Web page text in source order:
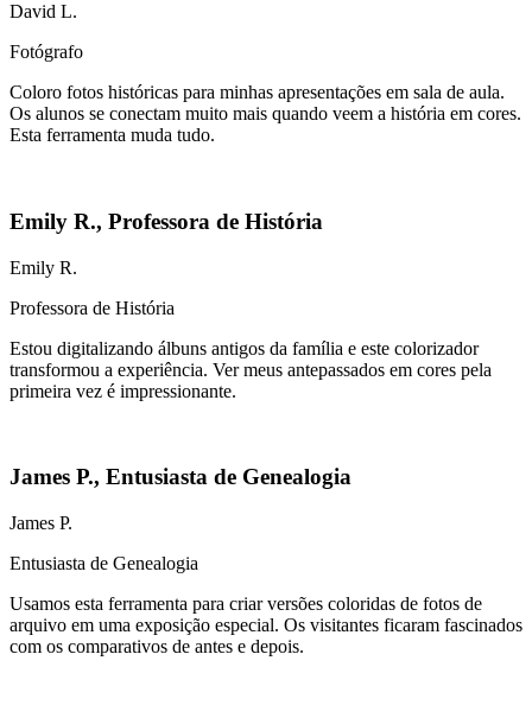
David L.
Fotógrafo
Coloro fotos históricas para minhas apresentações em sala de aula.
Os alunos se conectam muito mais quando veem a história em cores.
Esta ferramenta muda tudo.
Emily R., Professora de História
Emily R.
Professora de História
Estou digitalizando álbuns antigos da família e este colorizador
transformou a experiência. Ver meus antepassados em cores pela
primeira vez é impressionante.
James P., Entusiasta de Genealogia
James P.
Entusiasta de Genealogia
Usamos esta ferramenta para criar versões coloridas de fotos de
arquivo em uma exposição especial. Os visitantes ficaram fascinados
com os comparativos de antes e depois.